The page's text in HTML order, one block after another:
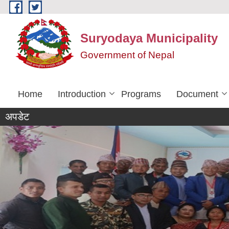
Skip to main content
Suryodaya Municipality
Government of Nepal
Home Introduction Programs Document
अपडेट